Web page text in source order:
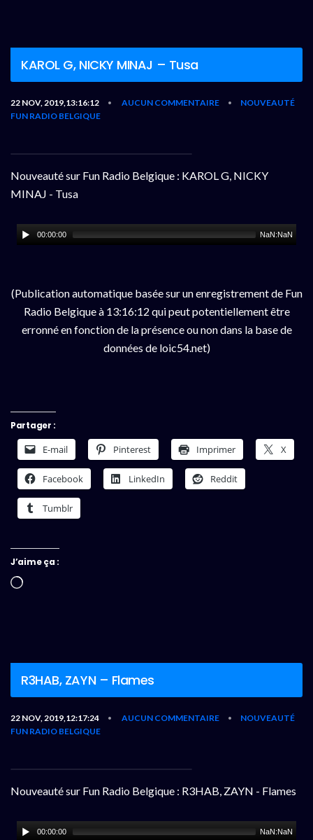
KAROL G, NICKY MINAJ – Tusa
22 NOV, 2019,13:16:12 • AUCUN COMMENTAIRE •
NOUVEAUTÉ
FUN RADIO BELGIQUE
Nouveauté sur Fun Radio Belgique : KAROL G, NICKY
MINAJ - Tusa
00:00:00 NaN:NaN
(Publication automatique basée sur un enregistrement de Fun
Radio Belgique à 13:16:12 qui peut potentiellement être
erronné en fonction de la présence ou non dans la base de
données de loic54.net)
Partager :
E-mail Pinterest Imprimer X
Facebook LinkedIn Reddit
Tumblr
J’aime ça :
Chargement…
R3HAB, ZAYN – Flames
22 NOV, 2019,12:17:24 • AUCUN COMMENTAIRE •
NOUVEAUTÉ
FUN RADIO BELGIQUE
Nouveauté sur Fun Radio Belgique : R3HAB, ZAYN - Flames
00:00:00 NaN:NaN